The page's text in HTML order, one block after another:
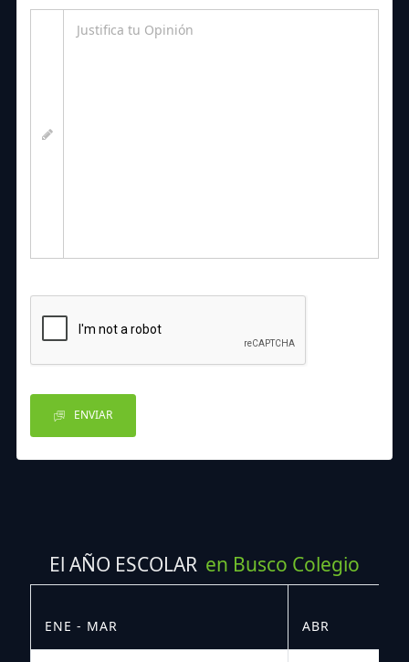
ENVIAR
El AÑO ESCOLAR en Busco Colegio
ENE - MAR ABR